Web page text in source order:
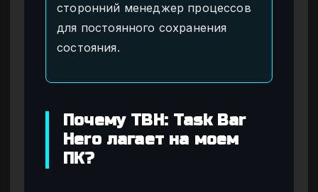
сторонний менеджер процессов
для постоянного сохранения
состояния.
Почему TBH: Task Bar
Hero лагает на моем
ПК?